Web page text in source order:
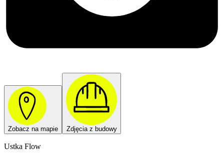
Zobacz na mapie Zdjęcia z budowy
Ustka Flow